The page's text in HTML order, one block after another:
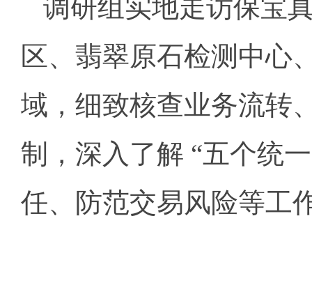
调研组实地走访保宝
区、翡翠原石检测中心
域，细致核查业务流转
制，深入了解 “五个统
任、防范交易风险等工